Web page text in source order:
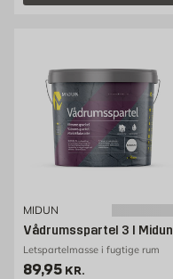
MIDUN
Vådrumsspartel 3 l Midun
Letspartelmasse i fugtige rum
Pris 89.95 kr. /stk
89,95 KR.